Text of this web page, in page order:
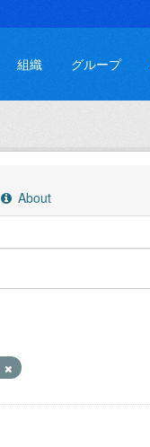
組織 グループ
About